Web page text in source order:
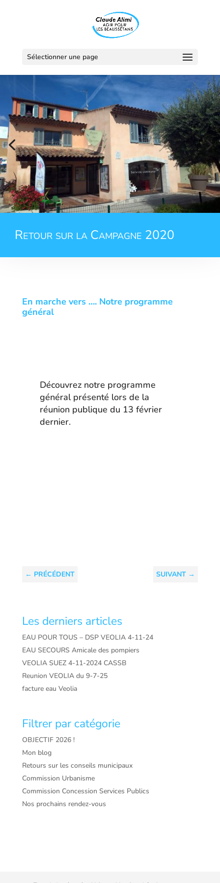
Sélectionner une page
Retour sur la Campagne 2020
En marche vers …. Notre programme
général
Découvrez notre programme
général présenté lors de la
réunion publique du 13 février
dernier.
← PRÉCÉDENT SUIVANT →
Les derniers articles
EAU POUR TOUS – DSP VEOLIA 4-11-24
EAU SECOURS Amicale des pompiers
VEOLIA SUEZ 4-11-2024 CASSB
Reunion VEOLIA du 9-7-25
facture eau Veolia
Filtrer par catégorie
OBJECTIF 2026 !
Mon blog
Retours sur les conseils municipaux
Commission Urbanisme
Commission Concession Services Publics
Nos prochains rendez-vous